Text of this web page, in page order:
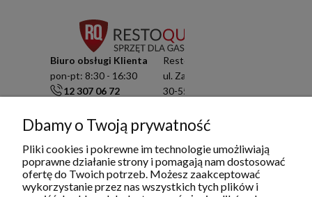
Biuro obsługi Klienta
pon-pt: 8:30 - 16:30
12 307 06 72
info@restoquality.pl
Serwis
pon-pt: 8:30 - 16:30
577 609 633
Resto Quality Sp. z o.o.
ul. Zamknięta 10/1.5
30-554 Kraków
KRS: 0000511822
Dbamy o Twoją prywatność
Pliki cookies i pokrewne im technologie umożliwiają
poprawne działanie strony i pomagają nam dostosować
ofertę do Twoich potrzeb. Możesz zaakceptować
wykorzystanie przez nas wszystkich tych plików i